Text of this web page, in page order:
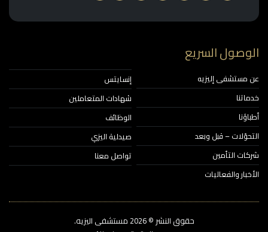
السريع
إليزيه
– قبل وبعد
التأمين
والفعاليات
إنسايتس
شهادات المتعاملين
الوظائف
صيدلية اليزي
تواصل معنا
حقوق النشر © 2026‎ مستشفى اليزيه.